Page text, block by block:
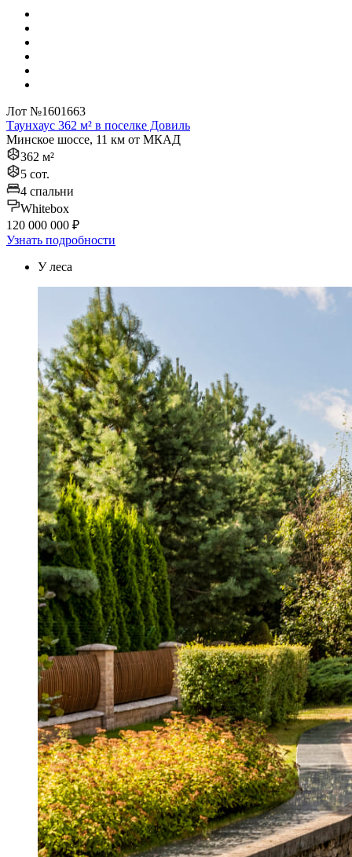
Лот №1601663
Таунхаус 362 м² в поселке Довиль
Минское шоссе, 11 км от МКАД
362 м²
5 сот.
4 спальни
Whitebox
120 000 000 ₽
Узнать подробности
У леса